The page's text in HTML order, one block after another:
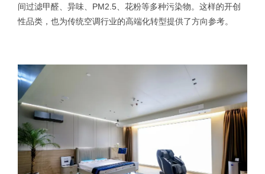
间过滤甲醛、异味、PM2.5、花粉等多种污染物。这样的开创
性品类，也为传统空调行业的高端化转型提供了方向参考。